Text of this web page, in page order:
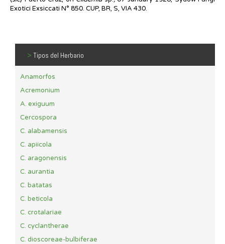
Exotici Exsiccati N° 850. CUP, BR, S, VIA 430.
> Tipos del Herbario
Anamorfos
Acremonium
A. exiguum
Cercospora
C. alabamensis
C. apiicola
C. aragonensis
C. aurantia
C. batatas
C. beticola
C. crotalariae
C. cyclantherae
C. dioscoreae-bulbiferae